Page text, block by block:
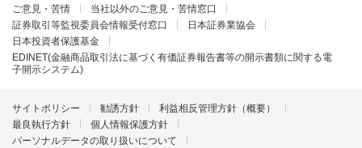
ご意見・苦情
当社以外のご意見・苦情窓口
証券取引等監視委員会情報受付窓口
日本証券業協会
日本投資者保護基金
EDINET(金融商品取引法に基づく有価証券報告書等の開示書類に関する電
子開示システム)
サイトポリシー 勧誘方針
利益相反管理方針（概要）
最良執行方針
個人情報保護方針
パーソナルデータの取り扱いについて